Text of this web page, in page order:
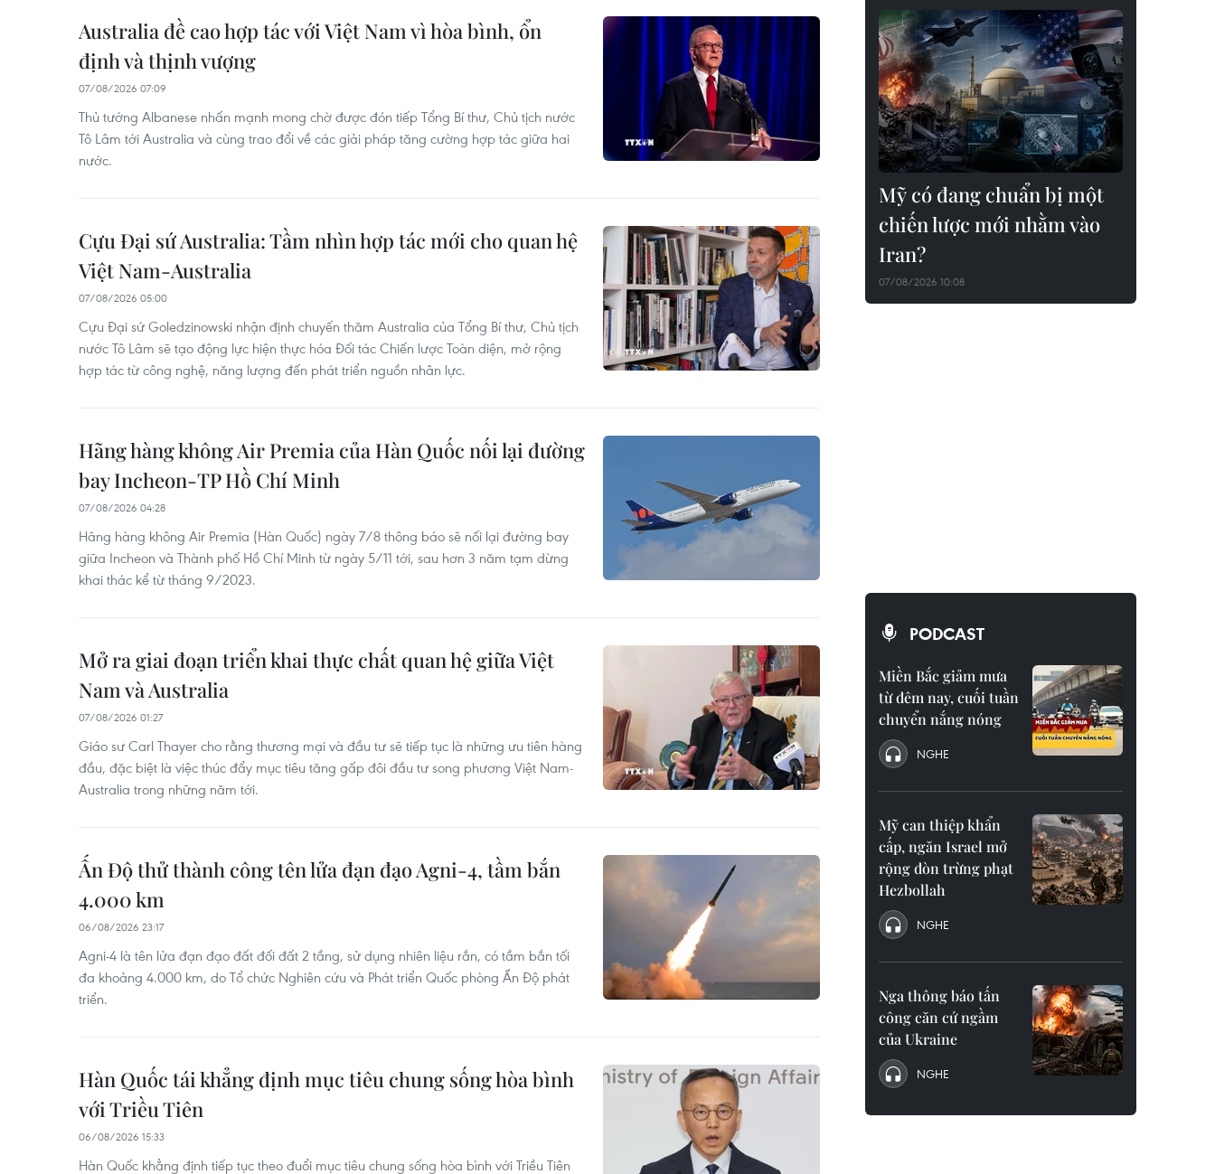
Australia đề cao hợp tác với Việt Nam vì hòa bình, ổn
định và thịnh vượng
07/08/2026 07:09
Thủ tướng Albanese nhấn mạnh mong chờ được đón tiếp Tổng Bí thư, Chủ tịch nước
Tô Lâm tới Australia và cùng trao đổi về các giải pháp tăng cường hợp tác giữa hai
nước.
Cựu Đại sứ Australia: Tầm nhìn hợp tác mới cho quan hệ
Việt Nam-Australia
07/08/2026 05:00
Cựu Đại sứ Goledzinowski nhận định chuyến thăm Australia của Tổng Bí thư, Chủ tịch
nước Tô Lâm sẽ tạo động lực hiện thực hóa Đối tác Chiến lược Toàn diện, mở rộng
hợp tác từ công nghệ, năng lượng đến phát triển nguồn nhân lực.
Hãng hàng không Air Premia của Hàn Quốc nối lại đường
bay Incheon-TP Hồ Chí Minh
07/08/2026 04:28
Hãng hàng không Air Premia (Hàn Quốc) ngày 7/8 thông báo sẽ nối lại đường bay
giữa Incheon và Thành phố Hồ Chí Minh từ ngày 5/11 tới, sau hơn 3 năm tạm dừng
khai thác kể từ tháng 9/2023.
Mở ra giai đoạn triển khai thực chất quan hệ giữa Việt
Nam và Australia
07/08/2026 01:27
Giáo sư Carl Thayer cho rằng thương mại và đầu tư sẽ tiếp tục là những ưu tiên hàng
đầu, đặc biệt là việc thúc đẩy mục tiêu tăng gấp đôi đầu tư song phương Việt Nam-
Australia trong những năm tới.
Ấn Độ thử thành công tên lửa đạn đạo Agni-4, tầm bắn
4.000 km
06/08/2026 23:17
Agni-4 là tên lửa đạn đạo đất đối đất 2 tầng, sử dụng nhiên liệu rắn, có tầm bắn tối
đa khoảng 4.000 km, do Tổ chức Nghiên cứu và Phát triển Quốc phòng Ấn Độ phát
triển.
Hàn Quốc tái khẳng định mục tiêu chung sống hòa bình
với Triều Tiên
06/08/2026 15:33
Hàn Quốc khẳng định tiếp tục theo đuổi mục tiêu chung sống hòa bình với Triều Tiên
Mỹ có đang chuẩn bị một
chiến lược mới nhằm vào
Iran?
07/08/2026 10:08
PODCAST
Miền Bắc giảm mưa
từ đêm nay, cuối tuần
chuyển nắng nóng
NGHE
Mỹ can thiệp khẩn
cấp, ngăn Israel mở
rộng đòn trừng phạt
Hezbollah
NGHE
Nga thông báo tấn
công căn cứ ngầm
của Ukraine
NGHE